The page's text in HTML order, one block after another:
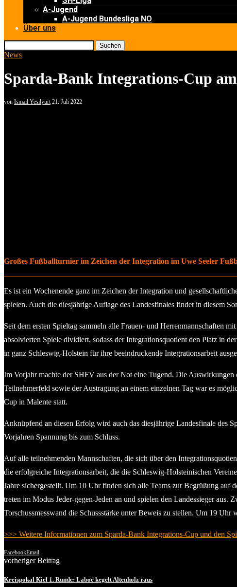
A-Jugend
A-Jugend Bundesliga NO
Über uns
Suchen
News
Sparda-Bank Integrations-Cup
von Ismail Yesilyurt 21. Juli 2022
Großes Fußballturnier im Zeichen der Integration im Uwe Seeler
Es ist ein Wochenende ganz im Zeichen der Integration und
spielen. Auch die diesjährige Auflage des Landesfinales findet in diesem
Seit dem ersten Spieltag sammeln alle Frauen- und Herrenmannschaften
absolvierten Spiele dividiert, sodass der Integrationsquotient den Platz in
in ganz Schleswig-Holstein für ihre beeindruckende Integrationsarbeit
Im Vorjahr machte der SHFV aus der Not eine Tugend. Die
Teilnehmerfeld sowie der Austragung an einem einzelnen Tag war es
Cup in Malente statt.
Anknüpfend an diesen Erfolg wird auch das diesjährige Landesfinale des
Vorjahren Spannung bis zum Schluss.
Auf alle teilnehmenden Mannschaften, die sich über den
die erfolgreiche Integrationsarbeit, die die Schleswig-Holsteinischen
Jahre sichergestellt. Um 10 Uhr finden sich alle Teams zur Begrüßung auf
treten im Modus Jeder-gegen-Jeden an und spielen den Landessieger aus.
Torschussmesswand die Schussstärke unter Beweis zu stellen. Um 19
>>> Weitere Informationen zum Sparda-Bank Integrations-Cup und den
FacebookEmail
vorheriger Beitrag
Kreispokal Kiel 1. Runde: Laboe kegelt Altenholz raus